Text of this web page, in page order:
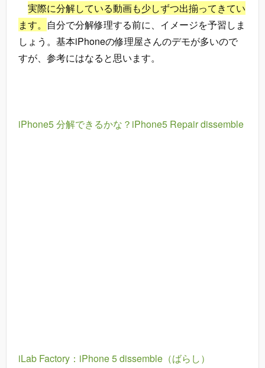
実際に分解している動画も少しずつ出揃ってきてい
ます。 自分で分解修理する前に、イメージを予習しま
しょう。基本iPhoneの修理屋さんのデモが多いので
すが、参考にはなると思います。
iPhone5 分解できるかな？iPhone5 Repair dissemble
iLab Factory：iPhone 5 dissemble（ばらし）